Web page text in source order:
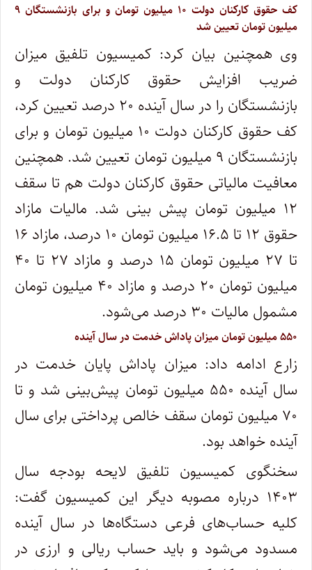
کف حقوق کارکنان دولت ۱۰ میلیون تومان و برای بازنشستگان ۹
میلیون تومان تعیین شد
وی همچنین بیان کرد: کمیسیون تلفیق میزان
ضریب افزایش حقوق کارکنان دولت و
بازنشستگان را در سال آینده ۲۰ درصد تعیین کرد،
کف حقوق کارکنان دولت ۱۰ میلیون تومان و برای
بازنشستگان ۹ میلیون تومان تعیین شد. همچنین
معافیت مالیاتی حقوق کارکنان دولت هم تا سقف
۱۲ میلیون تومان پیش بینی شد. مالیات مازاد
حقوق ۱۲ تا ۱۶.۵ میلیون تومان ۱۰ درصد، مازاد ۱۶
تا ۲۷ میلیون تومان ۱۵ درصد و مازاد ۲۷ تا ۴۰
میلیون تومان ۲۰ درصد و مازاد ۴۰ میلیون تومان
مشمول مالیات ۳۰ درصد می‌شود.
۵۵۰ میلیون تومان میزان پاداش خدمت در سال آینده
زارع ادامه داد: میزان پاداش پایان خدمت در
سال آینده ۵۵۰ میلیون تومان پیش‌بینی شد و تا
۷۰ میلیون تومان سقف خالص پرداختی برای سال
آینده خواهد بود.
سخنگوی کمیسیون تلفیق لایحه بودجه سال
۱۴۰۳ درباره مصوبه دیگر این کمیسیون گفت:
کلیه حساب‌های فرعی دستگاه‌ها در سال آینده
مسدود می‌شود و باید حساب ریالی و ارزی در